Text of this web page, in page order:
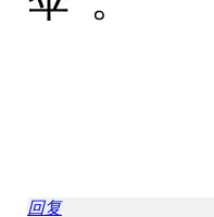
回复